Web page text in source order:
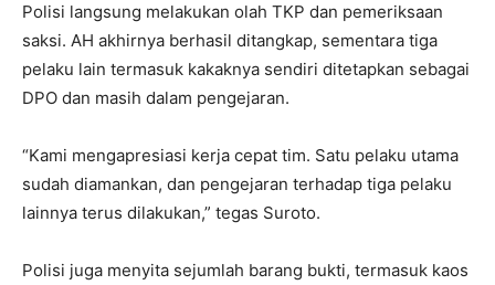
Polisi langsung melakukan olah TKP dan pemeriksaan
saksi. AH akhirnya berhasil ditangkap, sementara tiga
pelaku lain termasuk kakaknya sendiri ditetapkan sebagai
DPO dan masih dalam pengejaran.
“Kami mengapresiasi kerja cepat tim. Satu pelaku utama
sudah diamankan, dan pengejaran terhadap tiga pelaku
lainnya terus dilakukan,” tegas Suroto.
Polisi juga menyita sejumlah barang bukti, termasuk kaos